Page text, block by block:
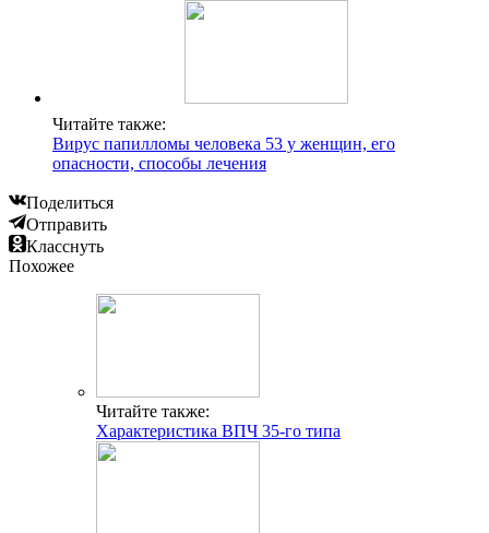
Читайте также:
Вирус папилломы человека 53 у женщин, его
опасности, способы лечения
Поделиться
Отправить
Класснуть
Похожее
Читайте также:
Характеристика ВПЧ 35-го типа